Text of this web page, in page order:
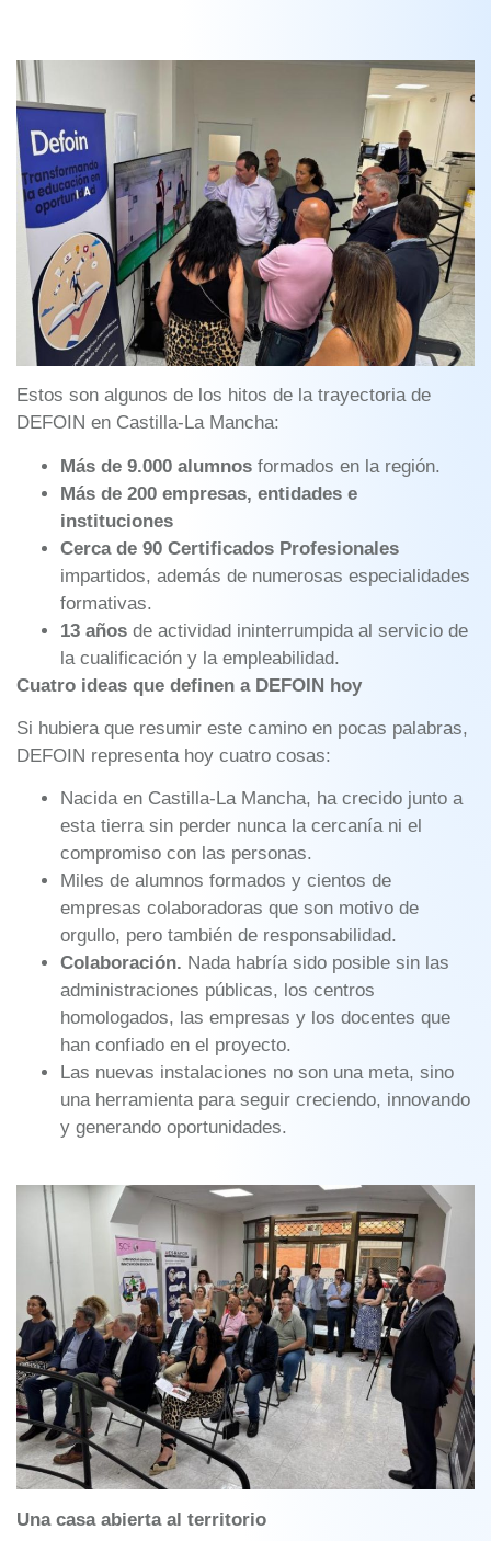
Estos son algunos de los hitos de la trayectoria de
DEFOIN en Castilla-La Mancha:
Más de 9.000 alumnos formados en la región.
Más de 200 empresas, entidades e
instituciones
Cerca de 90 Certificados Profesionales
impartidos, además de numerosas especialidades
formativas.
13 años de actividad ininterrumpida al servicio de
la cualificación y la empleabilidad.
Cuatro ideas que definen a DEFOIN hoy
Si hubiera que resumir este camino en pocas palabras,
DEFOIN representa hoy cuatro cosas:
Nacida en Castilla-La Mancha, ha crecido junto a
esta tierra sin perder nunca la cercanía ni el
compromiso con las personas.
Miles de alumnos formados y cientos de
empresas colaboradoras que son motivo de
orgullo, pero también de responsabilidad.
Colaboración. Nada habría sido posible sin las
administraciones públicas, los centros
homologados, las empresas y los docentes que
han confiado en el proyecto.
Las nuevas instalaciones no son una meta, sino
una herramienta para seguir creciendo, innovando
y generando oportunidades.
Una casa abierta al territorio